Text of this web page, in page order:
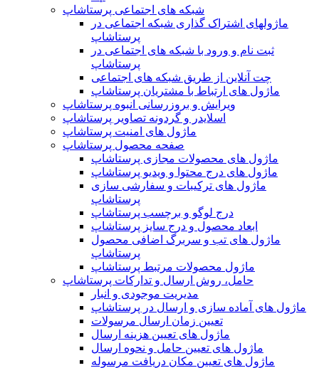
شبکه های اجتماعی پرستاشاپ
ماژولهای اشتراک‌ گذاری شبکه اجتماعی در
پرستاشاپ
ثبت نام و ورود با شبکه های اجتماعی در
پرستاشاپ
چت آنلاین از طریق شبکه های اجتماعی
ماژول های ارتباط با مشتریان پرستاشاپ
ویرایش و بروزرسانی انبوه پرستاشاپ
اسلایدر و گردونه تصاویر پرستاشاپ
ماژول های امنیت پرستاشاپ
صفحه محصول پرستاشاپ
ماژول های محصولات مجازی پرستاشاپ
ماژول های درج محتوا و ویدیو پرستاشاپ
ماژول های ترکیبات و سفارشی سازی
پرستاشاپ
درج لوگو و برچسب پرستاشاپ
ابعاد محصول و درج سایز پرستاشاپ
ماژول های تب و سربرگ اضافی محصول
پرستاشاپ
ماژول محصولات مرتبط پرستاشاپ
حامل، روش ارسال و تدارکات پرستاشاپ
مدیریت موجودی و انبار
ماژول های آماده سازی و ارسال در پرستاشاپ
تعیین زمان ارسال مرسولات
ماژول های تعیین هزینه ارسال
ماژول های تعیین حامل و نحوه ارسال
ماژول های تعیین مکان دریافت مرسوله